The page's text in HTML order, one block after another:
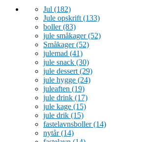
Jul (182)
Jule opskrift (133)
boller(83)
jule småkager(52)
Småkager(52)
julemad (41)
jule snack (30)
jule dessert (29)
jule hygge (24)
juleaften (19)
jule drink (17)
jule kage (15)
jule drik (15)
fastelavnsboller(14)
nytår(14)